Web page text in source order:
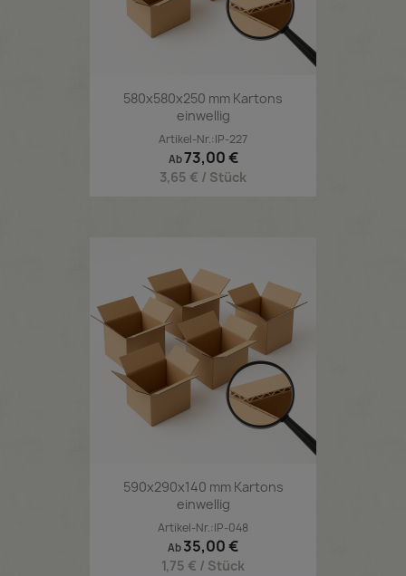
580x580x250 mm Kartons
einwellig
Artikel-Nr.:IP-227
AbPreis
73,00 €
3,65 € / Stück
590x290x140 mm Kartons
einwellig
Artikel-Nr.:IP-048
Ab Preis
35,00 €
1,75 € / Stück